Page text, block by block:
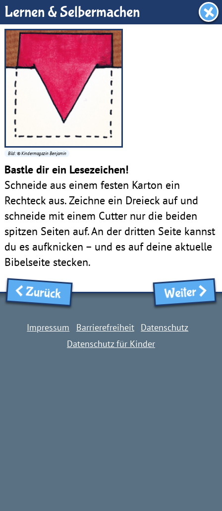
Benjamin-Zimmer
Lernen & Selbermachen
Bild: © Kindermagazin Benjamin
Bastle dir ein Lesezeichen!
Schneide aus einem festen Karton ein
Rechteck aus. Zeichne ein Dreieck auf und
schneide mit einem Cutter nur die beiden
spitzen Seiten auf. An der dritten Seite kannst
du es aufknicken – und es auf deine aktuelle
Bibelseite stecken.
Zurück Weiter
Impressum Barrierefreiheit
Datenschutz
Datenschutz für Kinder